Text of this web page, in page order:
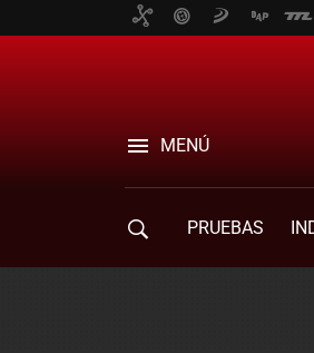
MENÚ
PRUEBAS